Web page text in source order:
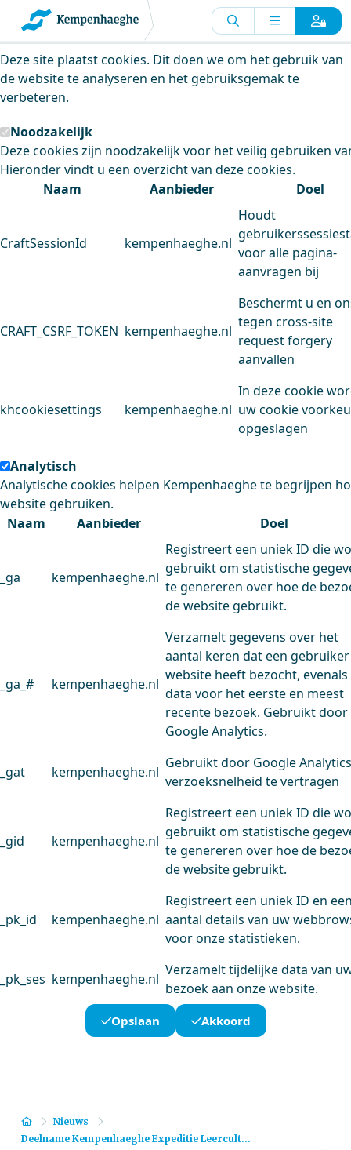
Kempenhaeghe maakt gebruik van
cookies
Deze site plaatst cookies. Dit doen we om het gebruik van
de website te analyseren en het gebruiksgemak te
verbeteren.
Noodzakelijk
Deze cookies zijn noodzakelijk voor het veilig gebruiken
Hieronder vindt u een overzicht van deze cookies.
Naam
Aanbieder Doel
CraftSessionId kempenhaeghe.nl
Houdt
voor alle pagina-
aanvragen bij
CRAFT_CSRF_TOKEN kempenhaeghe.nl
Beschermt u en
tegen cross-site
request forgery
aanvallen
khcookiesettings kempenhaeghe.nl
In deze cookie
uw cookie
opgeslagen
Analytisch
Analytische cookies helpen Kempenhaeghe te begrijpen
website gebruiken.
Naam
Aanbieder Doel
_ga kempenhaeghe.nl
Registreert een uniek ID die
gebruikt om statistische
te genereren over hoe de
de website gebruikt.
_ga_# kempenhaeghe.nl
Verzamelt gegevens over het
aantal keren dat een
website heeft bezocht, evenals
data voor het eerste en meest
recente bezoek. Gebruikt door
Google Analytics.
_gat kempenhaeghe.nl
Gebruikt door Google
verzoeksnelheid te vertragen
_gid kempenhaeghe.nl
Registreert een uniek ID die
gebruikt om statistische
te genereren over hoe de
de website gebruikt.
_pk_id kempenhaeghe.nl
Registreert een uniek ID en
aantal details van uw
voor onze statistieken.
_pk_ses kempenhaeghe.nl
Verzamelt tijdelijke data van
bezoek aan onze website.
Opslaan Akkoord
HomeNieuws
Deelname Kempenhaeghe Expeditie Leercult...